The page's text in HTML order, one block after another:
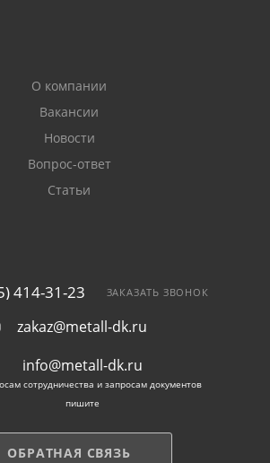
О компании
Вакансии
Новости
Вопрос-ответ
Статьи
414-31-23 ЗАКАЗАТЬ ЗВОНОК
zakaz@metall-dk.ru
info@metall-dk.ru
сотрудничества и запросам документов
пишите
ОБРАТНАЯ СВЯЗЬ